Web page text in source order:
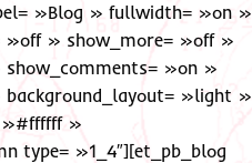
»Blog » fullwidth= »on »
»off » show_more= »off »
»on »
background_layout= »light »
»#ffffff »
type= »1_4″][et_pb_blog